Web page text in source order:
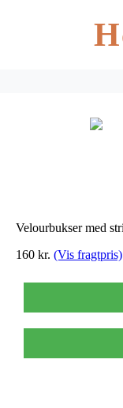
Velourbukser med
160 kr. (Vis fragtpris)